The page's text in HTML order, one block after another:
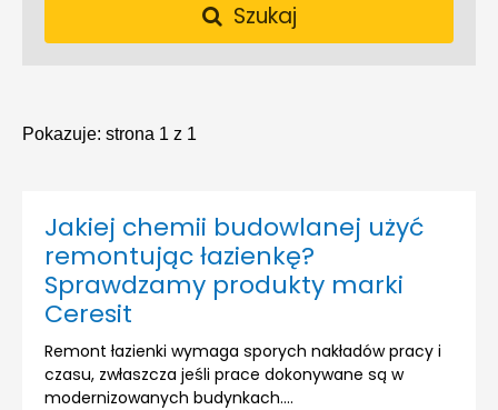
Szukaj
Pokazuje: strona 1 z 1
Jakiej chemii budowlanej użyć
remontując łazienkę?
Sprawdzamy produkty marki
Ceresit
Remont łazienki wymaga sporych nakładów pracy i
czasu, zwłaszcza jeśli prace dokonywane są w
modernizowanych budynkach....